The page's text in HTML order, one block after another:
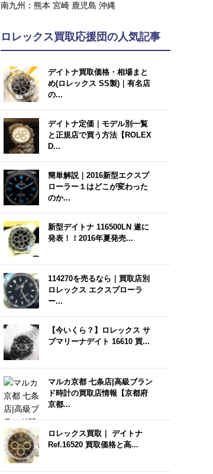
南九州： 熊本 宮崎 鹿児島 沖縄
ロレックス買取応援団の人気記事
デイトナ買取価格・相場まと
め(ロレックス SS製)｜有名店
の...
デイトナ定価｜モデル別一覧
と正規店で買う方法【ROLEX
D...
簡単解説｜2016新型エクスプ
ローラー１はどこが変わった
のか...
新型デイトナ 116500LN 遂に
発表！！2016年夏発売...
114270を売るなら｜買取店別
ロレックス エクスプローラ
ー...
【今いくら？】ロレックス サ
ブマリーナデイト 16610 買...
マルカ京都 七条店|高級ブラン
ド時計の買取店情報【京都府
京都...
ロレックス買取｜ デイトナ
Ref.16520 買取価格と高...